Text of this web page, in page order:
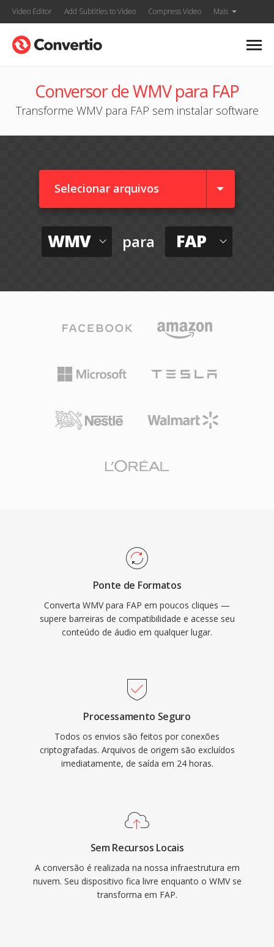
Video Editor Add Subtitles to Video Compress Video Mais
Conversor de WMV para FAP
Transforme WMV para FAP sem instalar software
Selecionar arquivos
WMV para FAP
Ponte de Formatos
Converta WMV para FAP em poucos cliques —
supere barreiras de compatibilidade e acesse seu
conteúdo de áudio em qualquer lugar.
Processamento Seguro
Todos os envios são feitos por conexões
criptografadas. Arquivos de origem são excluídos
imediatamente, de saída em 24 horas.
Sem Recursos Locais
A conversão é realizada na nossa infraestrutura em
nuvem. Seu dispositivo fica livre enquanto o WMV se
transforma em FAP.